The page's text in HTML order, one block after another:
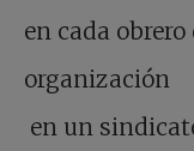
en cada
organización
en un